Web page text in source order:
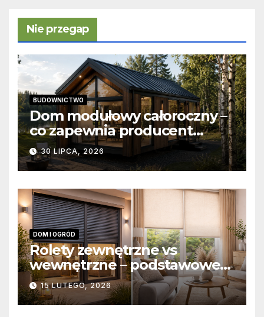
Nie przegap
BUDOWNICTWO
Dom modułowy całoroczny –
co zapewnia producent
domów modułowych?
30 LIPCA, 2026
DOM I OGRÓD
Rolety zewnętrzne vs
wewnętrzne – podstawowe
różnice konstrukcyjne i
funkcjonalne
15 LUTEGO, 2026